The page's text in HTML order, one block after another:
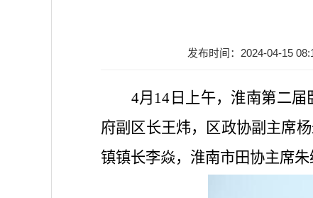
发布时间：2024-04-15
4月14日上午，淮南第二
府副区长王炜，区政协副主席
镇镇长李焱，淮南市田协主席